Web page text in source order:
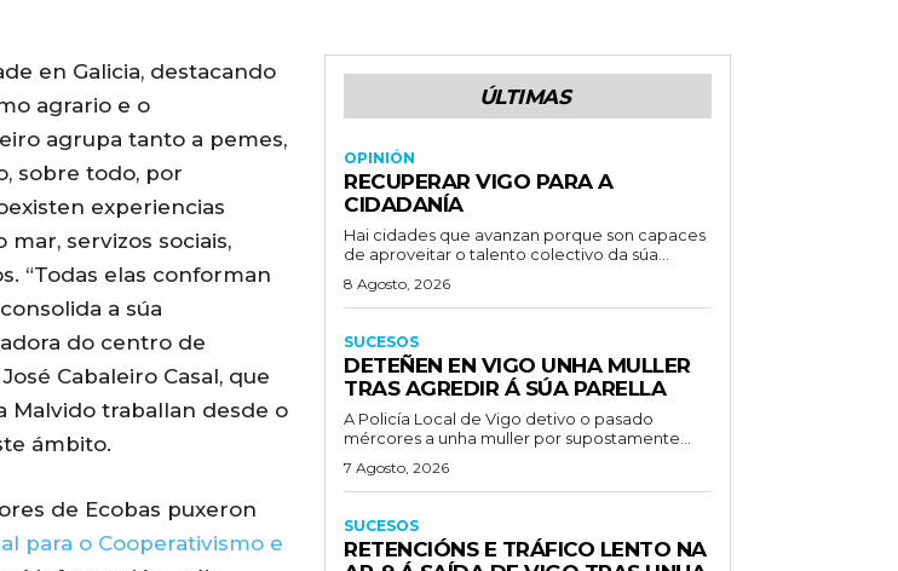
en Galicia, destacando
agrario e o
agrupa tanto a pemes,
sobre todo, por
experiencias
servizos sociais,
“Todas elas conforman
a súa
do centro de
Cabaleiro Casal, que
Malvido traballan desde o
ámbito.
de Ecobas puxeron
para o Cooperativismo e
ÚLTIMAS
OPINIÓN
RECUPERAR VIGO PARA A
CIDADANÍA
Hai cidades que avanzan porque son capaces
de aproveitar o talento colectivo da súa...
8 Agosto, 2026
SUCESOS
DETEÑEN EN VIGO UNHA MULLER
TRAS AGREDIR Á SÚA PARELLA
A Policía Local de Vigo detivo o pasado
mércores a unha muller por supostamente...
7 Agosto, 2026
SUCESOS
RETENCIÓNS E TRÁFICO LENTO NA